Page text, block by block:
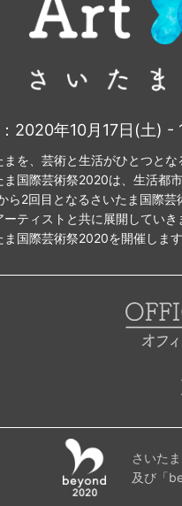
2020年10月17日(土) -
まを、芸術と生活がひとつとな
ま国際芸術祭2020は、生活都
ら2回目となるさいたま国際
ーティストと共に展開してい
ま国際芸術祭2020を開催します
さいた
及び「